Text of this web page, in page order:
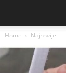
Home Najnovije